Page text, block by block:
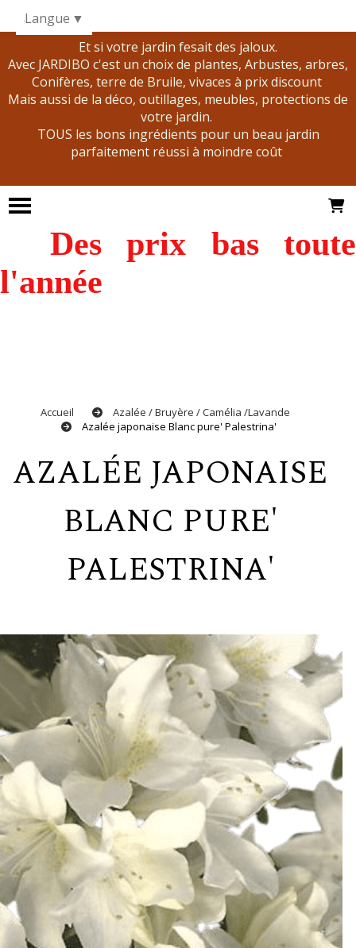
Et si votre jardin fesait des jaloux.
Avec JARDIBO c'est un choix de plantes, Arbustes, arbres,
Conifères, terre de Bruile, vivaces à prix discount
Mais aussi de la déco, outillages, meubles, protections de
votre jardin.
TOUS les bons ingrédients pour un beau jardin
parfaitement réussi à moindre coût
Des prix bas toute
l'année
Accueil
Azalée / Bruyère / Camélia /Lavande
Azalée japonaise Blanc pure' Palestrina'
AZALÉE JAPONAISE
BLANC PURE'
PALESTRINA'
Langue ▼